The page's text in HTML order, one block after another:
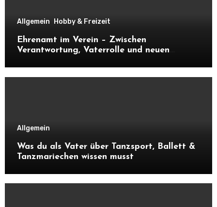
Allgemein Hobby & Freizeit
Ehrenamt im Verein – Zwischen
Verantwortung, Vaterrolle und neuen
Allgemein
Was du als Vater über Tanzsport, Ballett &
Tanzmariechen wissen musst